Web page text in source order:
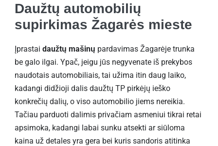
Daužtų automobilių
supirkimas Žagarės mieste
Įprastai daužtų mašinų pardavimas Žagarėje trunka
be galo ilgai. Ypač, jeigu jūs negyvenate iš prekybos
naudotais automobiliais, tai užima itin daug laiko,
kadangi didžioji dalis daužtų TP pirkėjų ieško
konkrečių dalių, o viso automobilio jiems nereikia.
Tačiau parduoti dalimis privačiam asmeniui tikrai retai
apsimoka, kadangi labai sunku atsekti ar siūloma
kaina už detales yra gera bei kuris sandoris atitinka